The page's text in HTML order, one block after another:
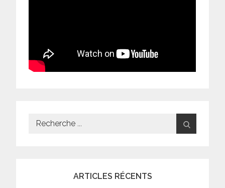
Search
ARTICLES RÉCENTS